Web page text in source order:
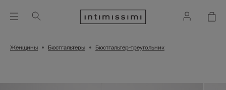
Женщины Бюстгальтеры Бюстгальтер-треугольник